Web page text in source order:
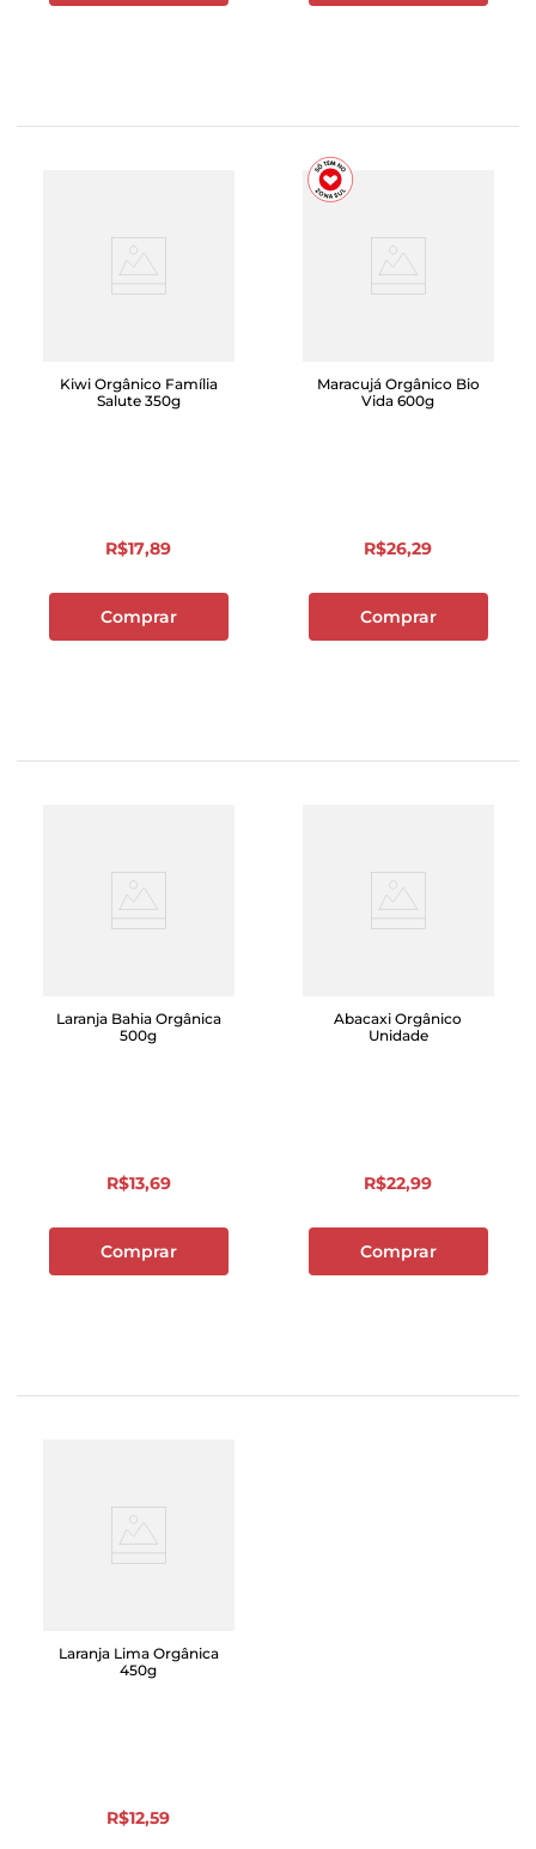
Kiwi Orgânico Família
Salute 350g
R$17,89
Comprar
Maracujá Orgânico Bio
Vida 600g
R$26,29
Comprar
Laranja Bahia Orgânica
500g
R$13,69
Comprar
Abacaxi Orgânico
Unidade
R$22,99
Comprar
Laranja Lima Orgânica
450g
R$12,59